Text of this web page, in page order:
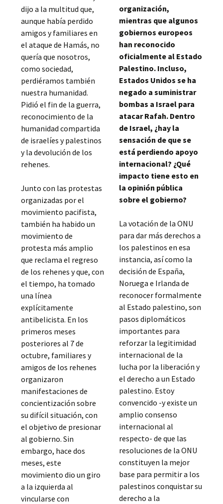
dijo a la multitud que,
aunque había perdido
amigos y familiares en
el ataque de Hamás, no
quería que nosotros,
como sociedad,
perdiéramos también
nuestra humanidad.
Pidió el fin de la guerra,
reconocimiento de la
humanidad compartida
de israelíes y palestinos
y la devolución de los
rehenes.
Junto con las protestas
organizadas por el
movimiento pacifista,
también ha habido un
movimiento de
protesta más amplio
que reclama el regreso
de los rehenes y que, con
el tiempo, ha tomado
una línea
explícitamente
antibelicista. En los
primeros meses
posteriores al 7 de
octubre, familiares y
amigos de los rehenes
organizaron
manifestaciones de
concientización sobre
su difícil situación, con
el objetivo de presionar
al gobierno. Sin
embargo, hace dos
meses, este
movimiento dio un giro
a la izquierda al
vincularse con
organización,
mientras que algunos
gobiernos europeos
han reconocido
oficialmente al Estado
Palestino. Incluso,
Estados Unidos se ha
negado a suministrar
bombas a Israel para
atacar Rafah. Dentro
de Israel, ¿hay la
sensación de que se
está perdiendo apoyo
internacional? ¿Qué
impacto tiene esto en
la opinión pública
sobre el gobierno?
La votación de la ONU
para dar más derechos a
los palestinos en esa
instancia, así como la
decisión de España,
Noruega e Irlanda de
reconocer formalmente
al Estado palestino, son
pasos diplomáticos
importantes para
reforzar la legitimidad
internacional de la
lucha por la liberación y
el derecho a un Estado
palestino. Estoy
convencido -y existe un
amplio consenso
internacional al
respecto- de que las
resoluciones de la ONU
constituyen la mejor
base para permitir a los
palestinos conquistar su
derecho a la